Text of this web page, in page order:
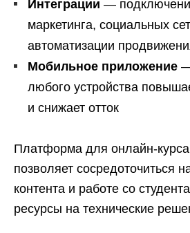
Интеграции —
маркетинга, социальных
автоматизации
Мобильное приложение
любого устройства
и снижает отток
Платформа для онлайн-курса
позволяет сосредоточиться
контента и работе со
ресурсы на технические